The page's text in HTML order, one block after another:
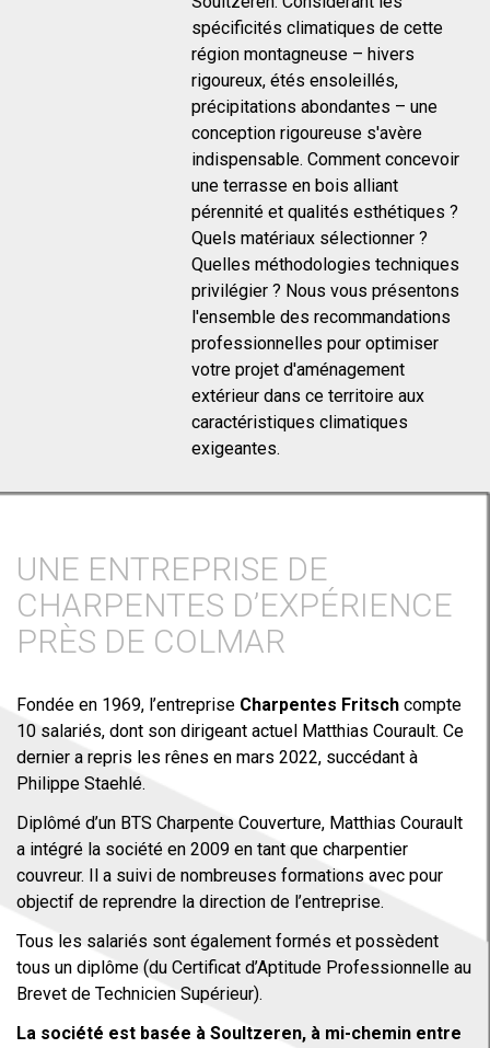
spécificités climatiques de cette
région montagneuse – hivers
rigoureux, étés ensoleillés,
précipitations abondantes – une
conception rigoureuse s'avère
indispensable. Comment concevoir
une terrasse en bois alliant
pérennité et qualités esthétiques ?
Quels matériaux sélectionner ?
Quelles méthodologies techniques
privilégier ? Nous vous présentons
l'ensemble des recommandations
professionnelles pour optimiser
votre projet d'aménagement
extérieur dans ce territoire aux
caractéristiques climatiques
exigeantes.
UNE ENTREPRISE DE
CHARPENTES D’EXPÉRIENCE
PRÈS DE COLMAR
Fondée en 1969, l’entreprise Charpentes Fritsch compte
10 salariés, dont son dirigeant actuel Matthias Courault. Ce
dernier a repris les rênes en mars 2022, succédant à
Philippe Staehlé.
Diplômé d’un BTS Charpente Couverture, Matthias Courault
a intégré la société en 2009 en tant que charpentier
couvreur. Il a suivi de nombreuses formations avec pour
objectif de reprendre la direction de l’entreprise.
Tous les salariés sont également formés et possèdent
tous un diplôme (du Certificat d’Aptitude Professionnelle au
Brevet de Technicien Supérieur).
La société est basée à Soultzeren, à mi-chemin entre